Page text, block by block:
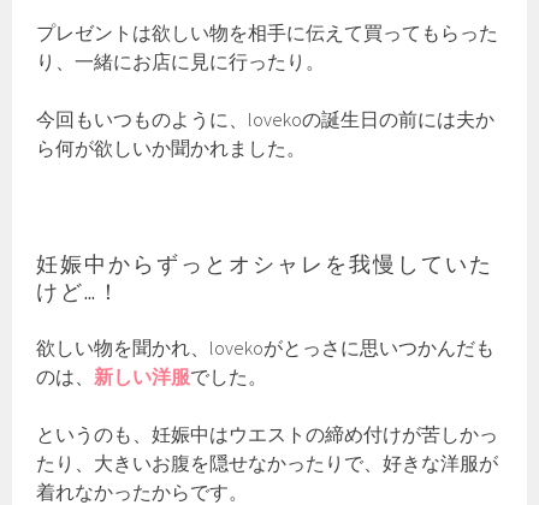
プレゼントは欲しい物を相手に伝えて買ってもらった
り、一緒にお店に見に行ったり。
今回もいつものように、lovekoの誕生日の前には夫か
ら何が欲しいか聞かれました。
妊娠中からずっとオシャレを我慢していた
けど…！
欲しい物を聞かれ、lovekoがとっさに思いつかんだも
のは、 新しい洋服でした。
というのも、妊娠中はウエストの締め付けが苦しかっ
たり、大きいお腹を隠せなかったりで、好きな洋服が
着れなかったからです。